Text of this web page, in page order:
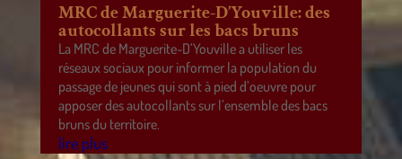
MRC de Marguerite-D’Youville: des
autocollants sur les bacs bruns
La MRC de Marguerite-D’Youville a utiliser les
réseaux sociaux pour informer la population du
passage de jeunes qui sont à pied d’oeuvre pour
apposer des autocollants sur l’ensemble des bacs
bruns du territoire.
lire plus